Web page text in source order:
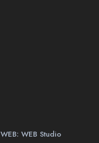
WEB: WEB Studio